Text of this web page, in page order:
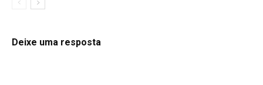
Deixe uma resposta